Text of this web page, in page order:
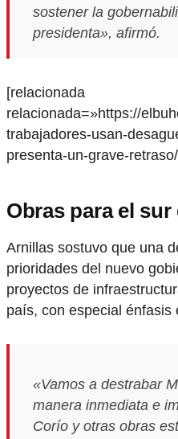
sostener la
presidenta», afirmó.
[relacionada
relacionada=»https://
trabajadores-usan-
presenta-un-grave-
Obras para el sur
Arnillas sostuvo que una
prioridades del nuevo
proyectos de
país, con especial énfasis
«Vamos a destrabar
manera inmediata e
Corío y otras obras